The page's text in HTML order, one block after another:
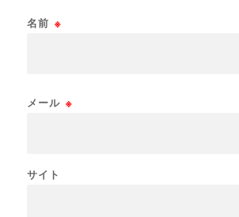
名前 ※
メール ※
サイト